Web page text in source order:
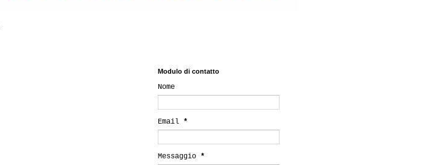
Modulo di contatto
Nome
Email *
Messaggio *